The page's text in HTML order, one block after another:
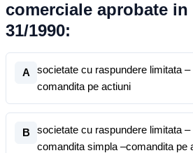
comerciale aprobate in
31/1990:
A
societate cu raspundere limitata
comandita pe actiuni
B
societate cu raspundere limitata
comandita simpla –comandita pe